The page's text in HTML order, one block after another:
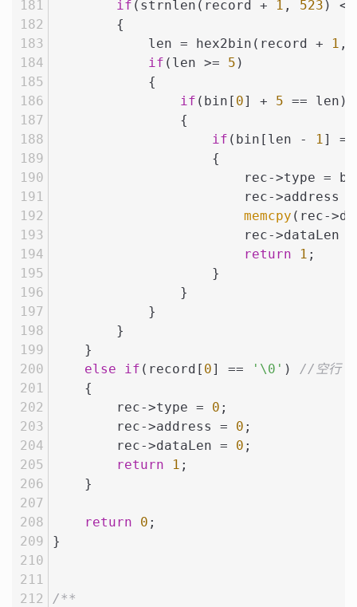
if (strnlen(record + 1 , 523 ) <
        {
            len = hex2bin(record +
1 ,
if (len >= 5 )
            {
if (bin[ 0] + 5 == len)
                {
if (bin[len - 1]
                    {
rec->type =
rec->address
memcpy (rec-
rec->dataLen
return
1 ;
                    }
                }
            }
        }
    }
else
if (record[ 0] == '\0' ) //空行
    {
        rec->type =
0 ;
        rec->address =
0 ;
        rec->dataLen =
0 ;
return
1 ;
    }
return 0 ;
}
/**